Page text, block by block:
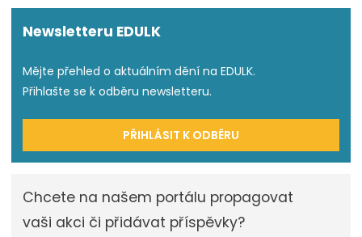
Newsletteru EDULK
Mějte přehled o aktuálním dění na EDULK.
Přihlašte se k odběru newsletteru.
PŘIHLÁSIT K ODBĚRU
Chcete na našem portálu propagovat
vaši akci či přidávat příspěvky?